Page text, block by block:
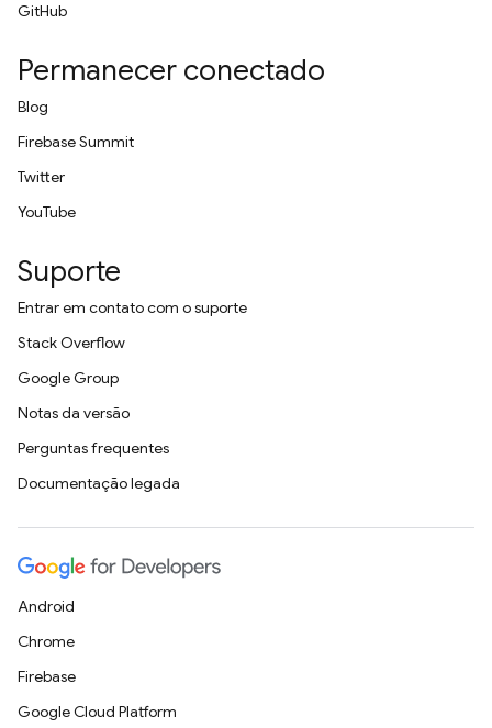
GitHub
Permanecer conectado
Blog
Firebase Summit
Twitter
YouTube
Suporte
Entrar em contato com o suporte
Stack Overflow
Google Group
Notas da versão
Perguntas frequentes
Documentação legada
Android
Chrome
Firebase
Google Cloud Platform